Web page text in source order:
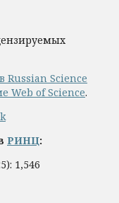
Russian Science
Web of Science.
РИНЦ:
1,546